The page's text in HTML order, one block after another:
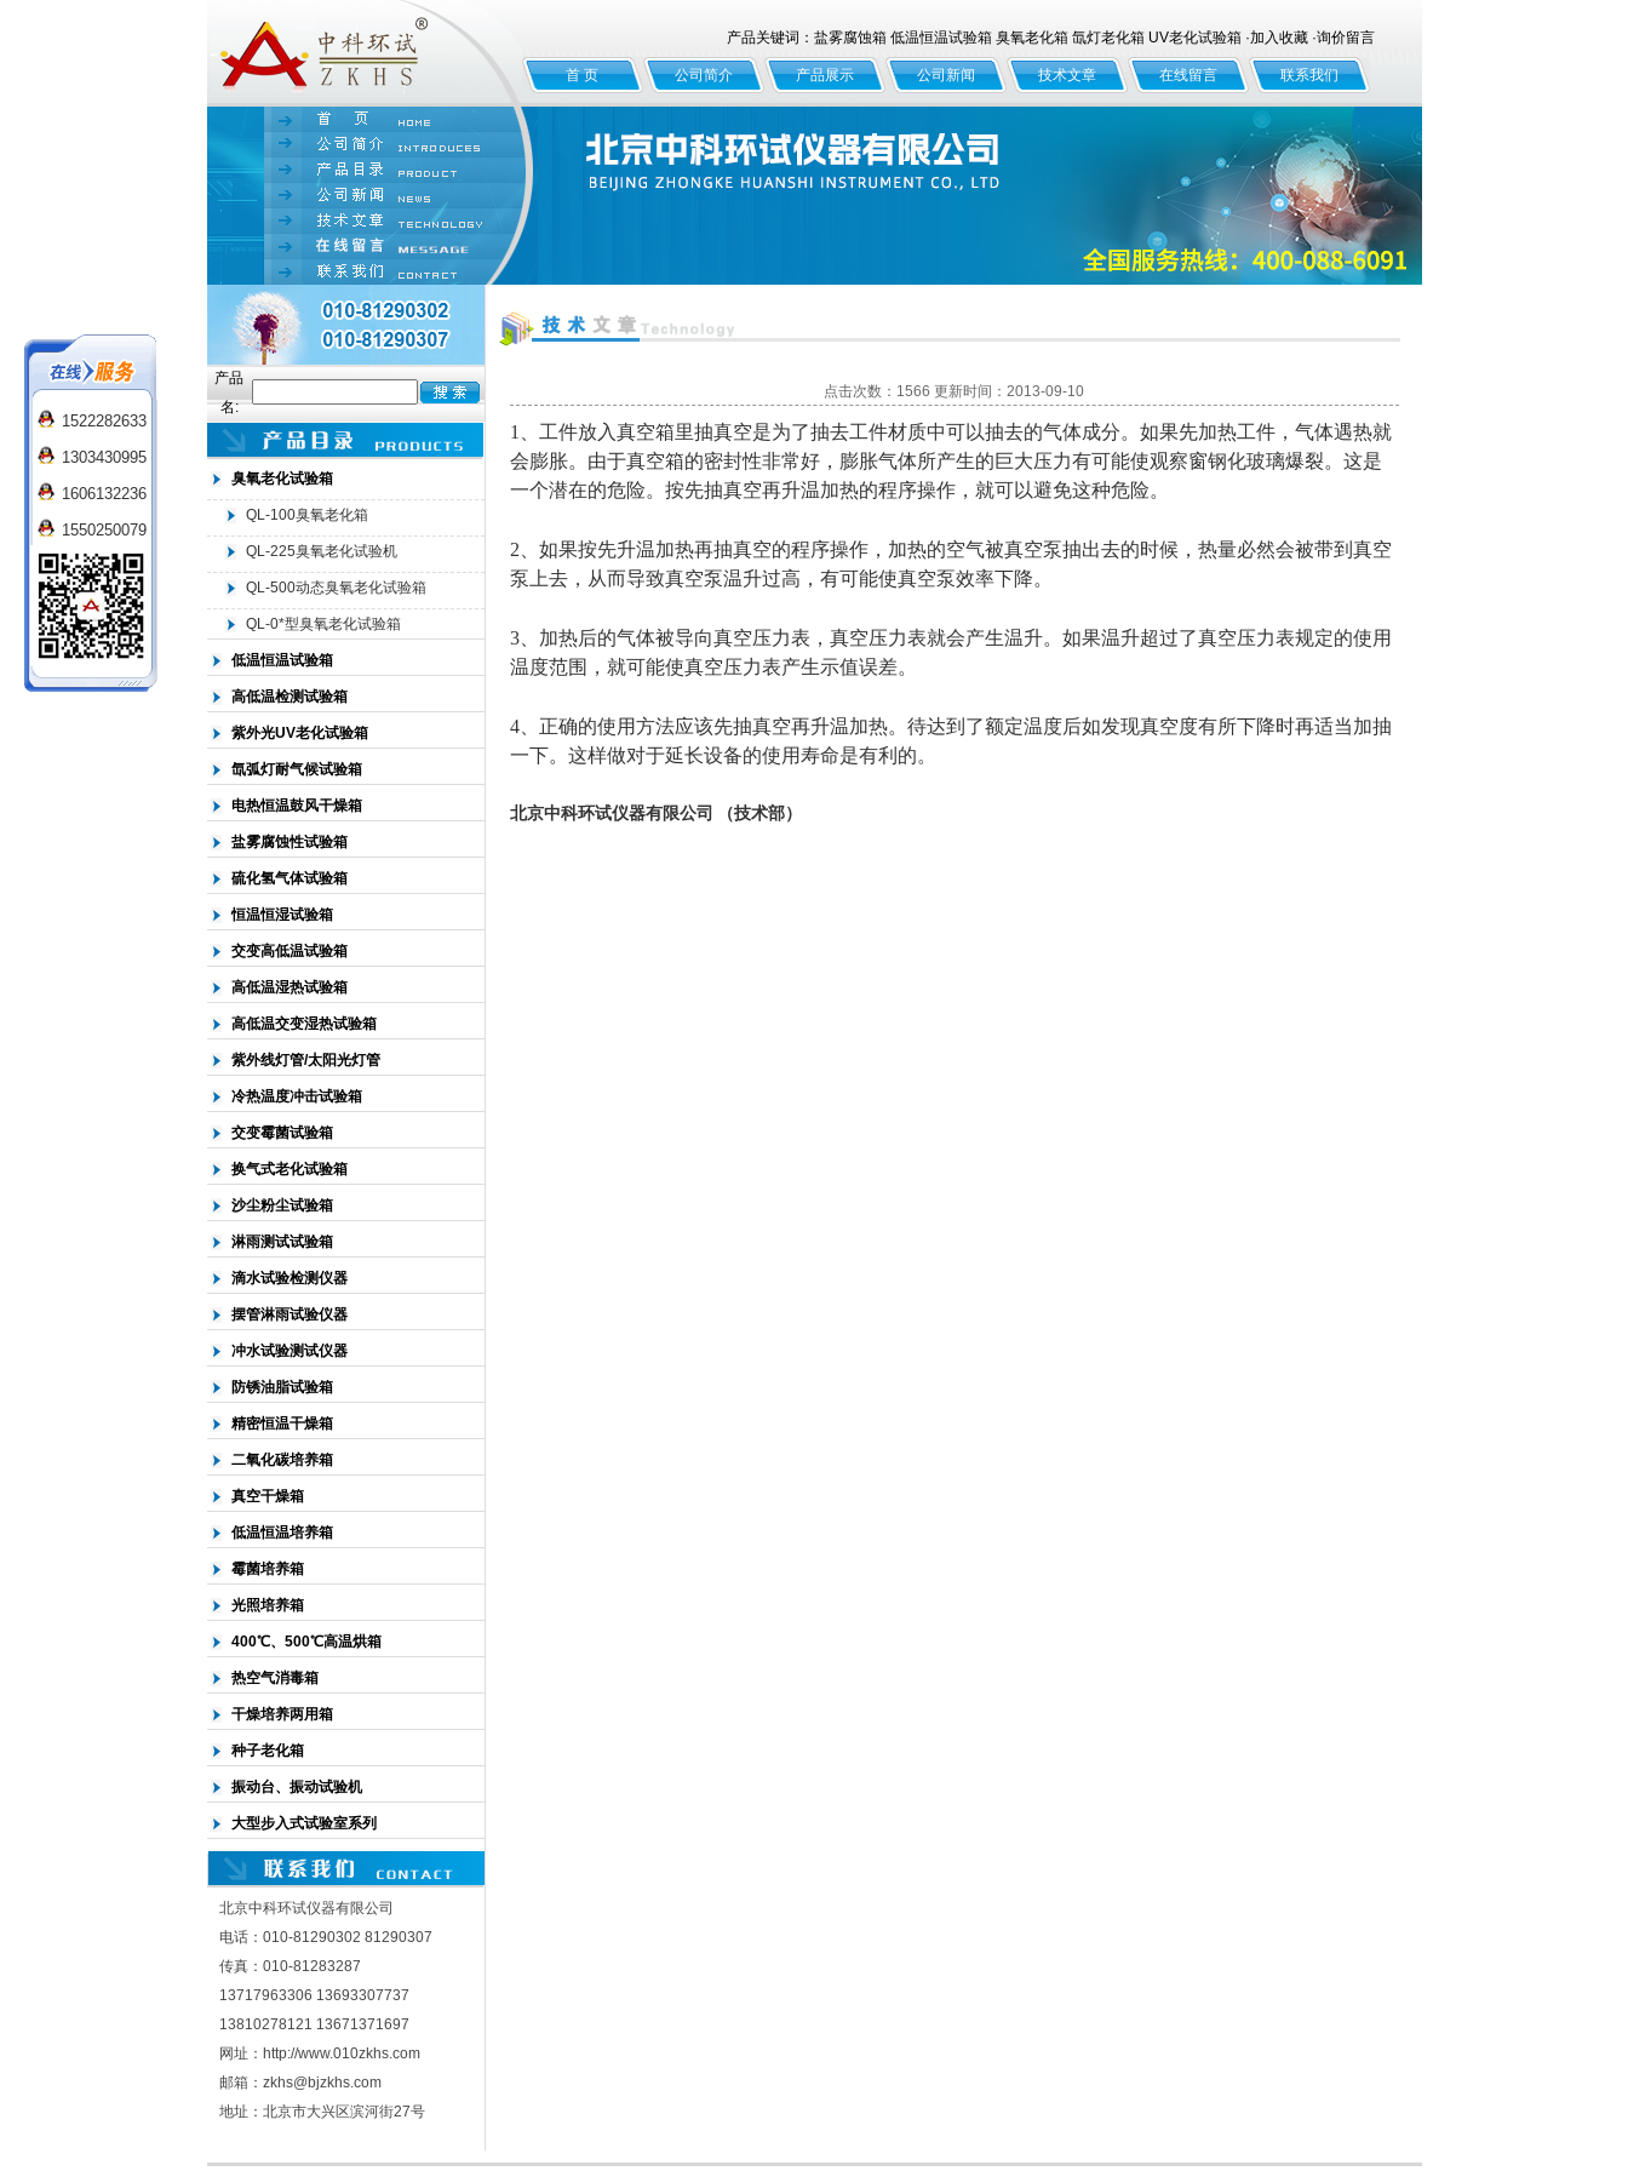
北京中科环试仪器有限公司
产品关键词：盐雾腐蚀箱 低温恒温试验箱 臭氧老化箱 氙灯老化箱 UV老化试验箱 ·加入收藏·询价留言
首 页 公司简介 产品展示 公司新闻 技术文章 在线留言 联系我们
产品
名:
臭氧老化试验箱
QL-100臭氧老化箱
QL-225臭氧老化试验机
QL-500动态臭氧老化试验箱
QL-0*型臭氧老化试验箱
低温恒温试验箱
高低温检测试验箱
紫外光UV老化试验箱
氙弧灯耐气候试验箱
电热恒温鼓风干燥箱
盐雾腐蚀性试验箱
硫化氢气体试验箱
恒温恒湿试验箱
交变高低温试验箱
高低温湿热试验箱
高低温交变湿热试验箱
紫外线灯管/太阳光灯管
冷热温度冲击试验箱
交变霉菌试验箱
换气式老化试验箱
沙尘粉尘试验箱
淋雨测试试验箱
滴水试验检测仪器
摆管淋雨试验仪器
冲水试验测试仪器
防锈油脂试验箱
精密恒温干燥箱
二氧化碳培养箱
真空干燥箱
低温恒温培养箱
霉菌培养箱
光照培养箱
400℃、500℃高温烘箱
热空气消毒箱
干燥培养两用箱
种子老化箱
振动台、振动试验机
大型步入式试验室系列
北京中科环试仪器有限公司
电话：010-81290302 81290307
传真：010-81283287
13717963306 13693307737
13810278121 13671371697
网址：http://www.010zkhs.com
邮箱：zkhs@bjzkhs.com
地址：北京市大兴区滨河街27号
点击次数：1566 更新时间：2013-09-10
1
、工件放入真空箱里抽真空是为了抽去工件材质中可以抽去的气体成分。如果先加热工件，气体遇热就
会膨胀。由于真空箱的密封性非常好，膨胀气体所产生的巨大压力有可能使观察窗钢化玻璃爆裂。这是
一个潜在的危险。按先抽真空再升温加热的程序操作，就可以避免这种危险。
2 、如果按先升温加热再抽真空的程序操作，加热的空气被真空泵抽出去的时候，热量必然会被带到真空
泵上去，从而导致真空泵温升过高，有可能使真空泵效率下降。
3、加热后的气体被导向真空压力表，真空压力表就会产生温升。如果温升超过了真空压力表规定的使用
温度范围，就可能使真空压力表产生示值误差。
4、正确的使用方法应该先抽真空再升温加热。待达到了额定温度后如发现真空度有所下降时再适当加抽
一下。这样做对于延长设备的使用寿命是有利的。
北京中科环试仪器有限公司 （技术部）
1522282633
1303430995
1606132236
1550250079